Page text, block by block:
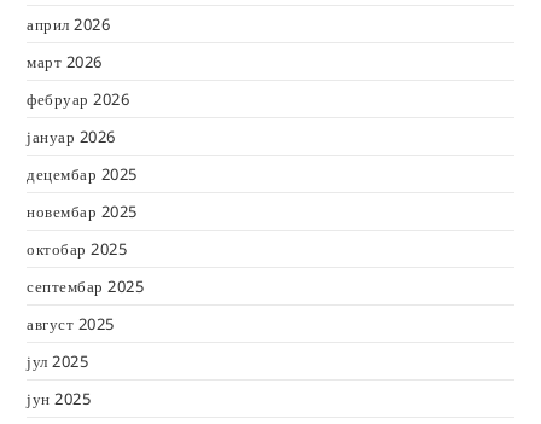
април 2026
март 2026
фебруар 2026
јануар 2026
децембар 2025
новембар 2025
октобар 2025
септембар 2025
август 2025
јул 2025
јун 2025